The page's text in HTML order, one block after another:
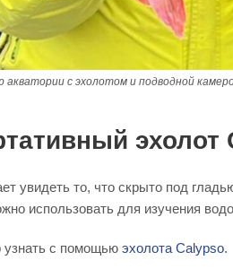
акватории с эхолотом и подводной
увидеть то, что скрыто под
использовать для изучения
узнать с помощью эхолота Calypso.